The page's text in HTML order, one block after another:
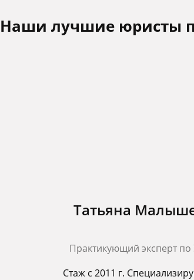
Наши лучшие юристы
Татьяна
Практикующий эксперт
Стаж с 2011 г.